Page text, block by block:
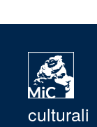
culturali